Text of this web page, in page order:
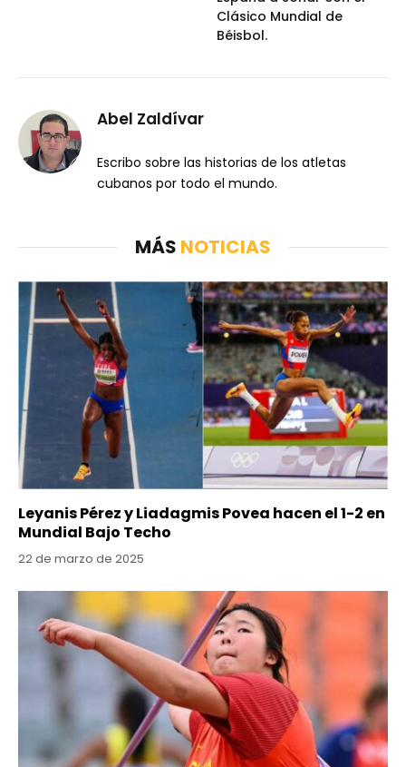
Clásico Mundial de
Béisbol.
Abel Zaldívar
Escribo sobre las historias de los atletas
cubanos por todo el mundo.
MÁS NOTICIAS
Leyanis Pérez y Liadagmis Povea hacen el 1-2 en
Mundial Bajo Techo
22 de marzo de 2025